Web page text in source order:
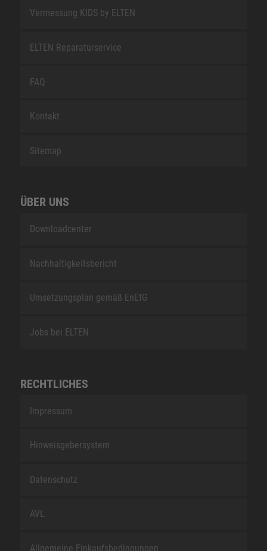
Vermessung KIDS by ELTEN
ELTEN Reparaturservice
FAQ
Kontakt
Sitemap
ÜBER UNS
Downloadcenter
Nachhaltigkeitsbericht
Umsetzungsplan gemäß EnEfG
Jobs bei ELTEN
RECHTLICHES
Impressum
Hinweisgebersystem
Datenschutz
AVL
Allgemeine Einkaufsbedingungen